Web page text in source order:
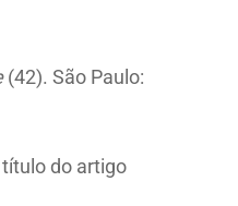
(42). São Paulo:
do artigo